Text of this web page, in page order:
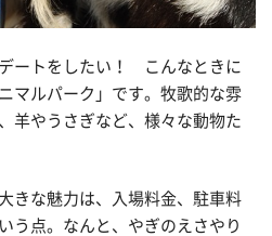
ートをしたい！ こんなときに
マルパーク」です。牧歌的な雰
羊やうさぎなど、様々な動物た
きな魅力は、入場料金、駐車料
う点。なんと、やぎのえさやり